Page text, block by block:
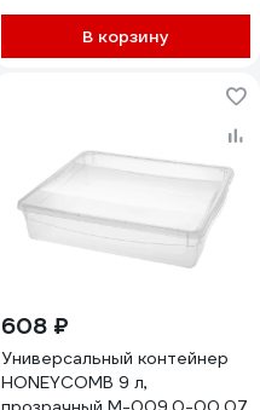
В корзину
608 ₽
Универсальный контейнер
HONEYCOMB 9 л,